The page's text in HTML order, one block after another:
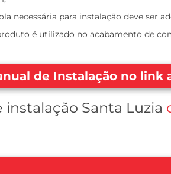
necessária para instalação deve ser
é utilizado no acabamento de
de Instalação no link
instalação Santa Luzia